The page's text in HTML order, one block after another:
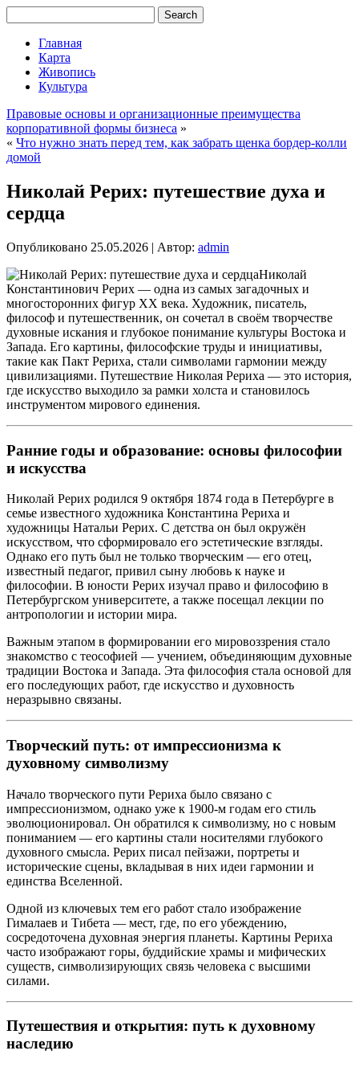
Главная
Карта
Живопись
Культура
Правовые основы и организационные преимущества
корпоративной формы бизнеса »
« Что нужно знать перед тем, как забрать щенка бордер-колли
домой
Николай Рерих: путешествие духа и
сердца
Опубликовано 25.05.2026 | Автор: admin
Николай
Константинович Рерих — одна из самых загадочных и
многосторонних фигур XX века. Художник, писатель,
философ и путешественник, он сочетал в своём творчестве
духовные искания и глубокое понимание культуры Востока и
Запада. Его картины, философские труды и инициативы,
такие как Пакт Рериха, стали символами гармонии между
цивилизациями. Путешествие Николая Рериха — это история,
где искусство выходило за рамки холста и становилось
инструментом мирового единения.
Ранние годы и образование: основы философии
и искусства
Николай Рерих родился 9 октября 1874 года в Петербурге в
семье известного художника Константина Рериха и
художницы Натальи Рерих. С детства он был окружён
искусством, что сформировало его эстетические взгляды.
Однако его путь был не только творческим — его отец,
известный педагог, привил сыну любовь к науке и
философии. В юности Рерих изучал право и философию в
Петербургском университете, а также посещал лекции по
антропологии и истории мира.
Важным этапом в формировании его мировоззрения стало
знакомство с теософией — учением, объединяющим духовные
традиции Востока и Запада. Эта философия стала основой для
его последующих работ, где искусство и духовность
неразрывно связаны.
Творческий путь: от импрессионизма к
духовному символизму
Начало творческого пути Рериха было связано с
импрессионизмом, однако уже к 1900-м годам его стиль
эволюционировал. Он обратился к символизму, но с новым
пониманием — его картины стали носителями глубокого
духовного смысла. Рерих писал пейзажи, портреты и
исторические сцены, вкладывая в них идеи гармонии и
единства Вселенной.
Одной из ключевых тем его работ стало изображение
Гималаев и Тибета — мест, где, по его убеждению,
сосредоточена духовная энергия планеты. Картины Рериха
часто изображают горы, буддийские храмы и мифических
существ, символизирующих связь человека с высшими
силами.
Путешествия и открытия: путь к духовному
наследию